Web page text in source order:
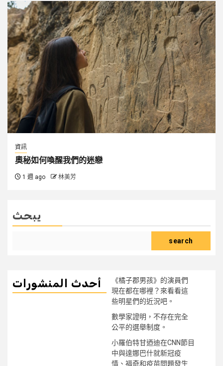
資訊
奧秘如何喚醒我們的迷戀
1 週 ago 林美芳
يبحث
search
أحدث المنشورات
《橘子郡男孩》的演員們
現在都在哪裡？來看看這
些明星們的近況吧。
數學家證明，不存在完全
公平的選舉制度。
小羅伯特甘迺迪在CNN節目
中與達娜巴什就新冠疫
情、福奇和疫苗問題發生